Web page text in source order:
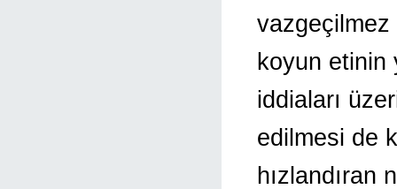
vazgeçilmez
koyun etinin
iddiaları
edilmesi de
hızlandıran